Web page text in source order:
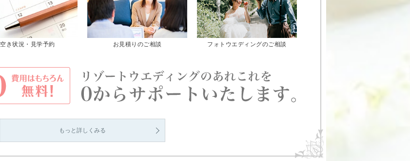
空き状況・見学予約 お見積りのご相談 フォトウエディングのご相談
もっと詳しくみる